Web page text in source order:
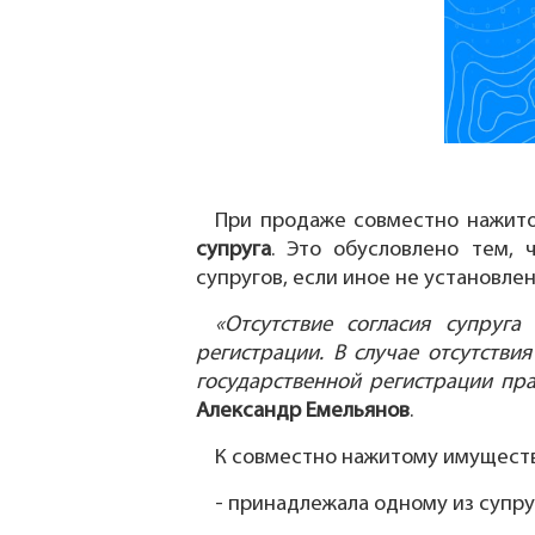
При продаже совместно
супруга. Это обусловлено тем,
супругов, если иное не
«Отсутствие согласия
регистрации. В случае
государственной регистрации
Александр Емельянов.
К совместно нажитому
- принадлежала одному из